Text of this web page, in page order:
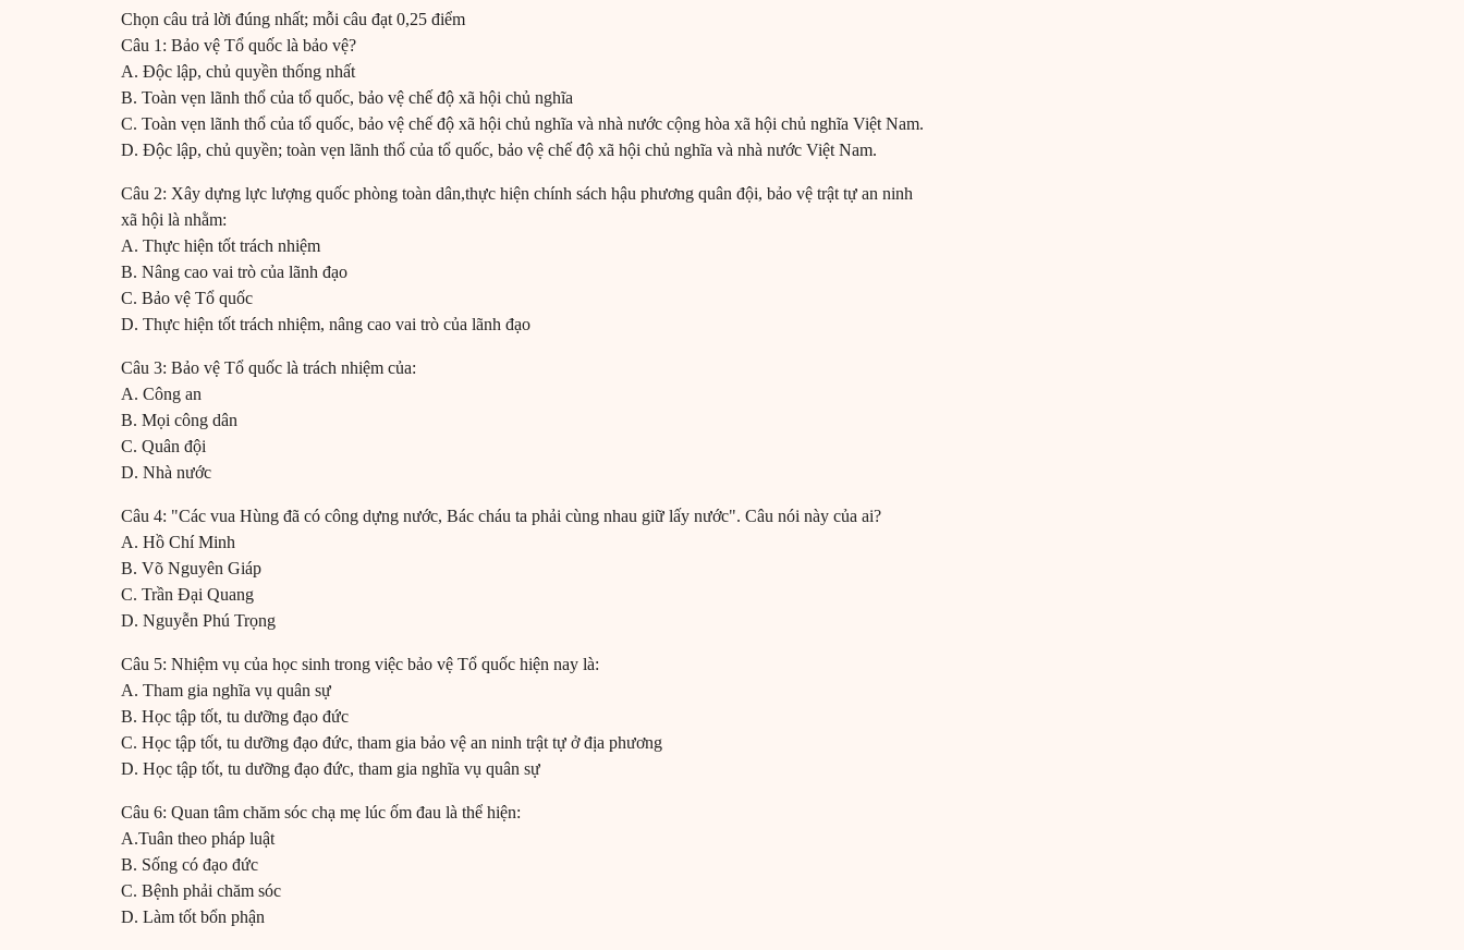
Chọn câu trả lời đúng nhất; mỗi câu đạt 0,25 điểm
Câu 1: Bảo vệ Tổ quốc là bảo vệ?
A. Độc lập, chủ quyền thống nhất
B. Toàn vẹn lãnh thổ của tổ quốc, bảo vệ chế độ xã hội chủ nghĩa
C. Toàn vẹn lãnh thổ của tổ quốc, bảo vệ chế độ xã hội chủ nghĩa và nhà nước cộng hòa xã hội chủ nghĩa Việt Nam.
D. Độc lập, chủ quyền; toàn vẹn lãnh thổ của tổ quốc, bảo vệ chế độ xã hội chủ nghĩa và nhà nước Việt Nam.
Câu 2: Xây dựng lực lượng quốc phòng toàn dân,thực hiện chính sách hậu phương quân đội, bảo vệ trật tự an ninh
xã hội là nhằm:
A. Thực hiện tốt trách nhiệm
B. Nâng cao vai trò của lãnh đạo
C. Bảo vệ Tổ quốc
D. Thực hiện tốt trách nhiệm, nâng cao vai trò của lãnh đạo
Câu 3: Bảo vệ Tổ quốc là trách nhiệm của:
A. Công an
B. Mọi công dân
C. Quân đội
D. Nhà nước
Câu 4: "Các vua Hùng đã có công dựng nước, Bác cháu ta phải cùng nhau giữ lấy nước". Câu nói này của ai?
A. Hồ Chí Minh
B. Võ Nguyên Giáp
C. Trần Đại Quang
D. Nguyễn Phú Trọng
Câu 5: Nhiệm vụ của học sinh trong việc bảo vệ Tổ quốc hiện nay là:
A. Tham gia nghĩa vụ quân sự
B. Học tập tốt, tu dưỡng đạo đức
C. Học tập tốt, tu dưỡng đạo đức, tham gia bảo vệ an ninh trật tự ở địa phương
D. Học tập tốt, tu dưỡng đạo đức, tham gia nghĩa vụ quân sự
Câu 6: Quan tâm chăm sóc chạ mẹ lúc ốm đau là thể hiện:
A.Tuân theo pháp luật
B. Sống có đạo đức
C. Bệnh phải chăm sóc
D. Làm tốt bổn phận